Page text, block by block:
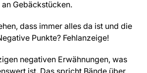
Gebäckstücken.
dass immer alles da ist und die
Punkte? Fehlanzeige!
negativen Erwähnungen, was